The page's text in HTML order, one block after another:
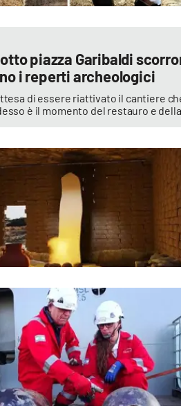
piazza Garibaldi
i reperti archeologici
di essere riattivato il cantiere
è il momento del restauro e